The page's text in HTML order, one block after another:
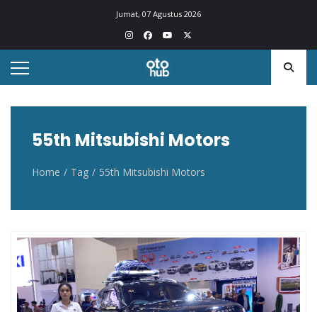
Jumat, 07 Agustus 2026
Otohub.co
Portal berita otomotif Indonesia terkini
55th Mitsubishi Motors
Home Tag 55th Mitsubishi Motors